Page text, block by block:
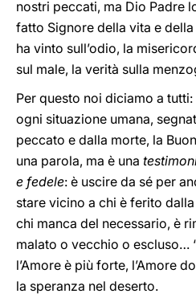
nostri peccati, ma Dio Padre
fatto Signore della vita e della
ha vinto sull’odio, la
sul male, la verità sulla
Per questo noi diciamo a tutti:
ogni situazione umana,
peccato e dalla morte, la
una parola, ma è una
e fedele: è uscire da sé per
stare vicino a chi è ferito
chi manca del necessario, è
malato o vecchio o escluso…
l’Amore è più forte, l’Amore
la speranza nel deserto.